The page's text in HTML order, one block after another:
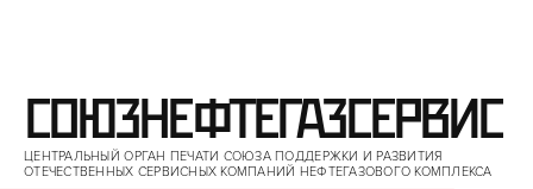
ЦЕНТРАЛЬНЫЙ ОРГАН ПЕЧАТИ СОЮЗА ПОДДЕРЖКИ И РАЗВИТИЯ
ОТЕЧЕСТВЕННЫХ СЕРВИСНЫХ КОМПАНИЙ НЕФТЕГАЗОВОГО КОМПЛЕКСА
СОЮЗНЕФТЕГАЗСЕРВИС